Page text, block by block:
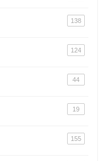
138
124
44
19
155